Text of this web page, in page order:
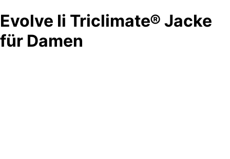
Evolve Ii Triclimate® Jacke
für Damen